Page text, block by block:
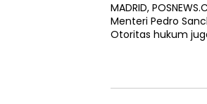
MADRID,
Menteri Pedro
Otoritas hukum